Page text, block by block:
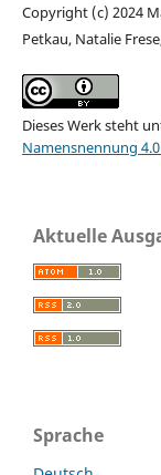
Copyright (c) 2024
Petkau, Natalie
Dieses Werk steht
Namensnennung
Aktuelle
Sprache